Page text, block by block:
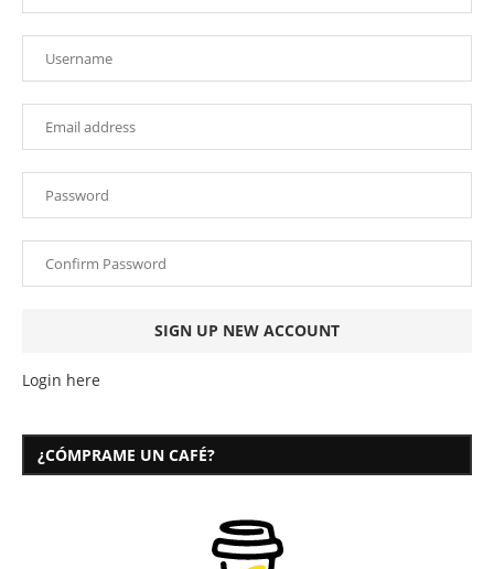
Login here
¿CÓMPRAME UN CAFÉ?